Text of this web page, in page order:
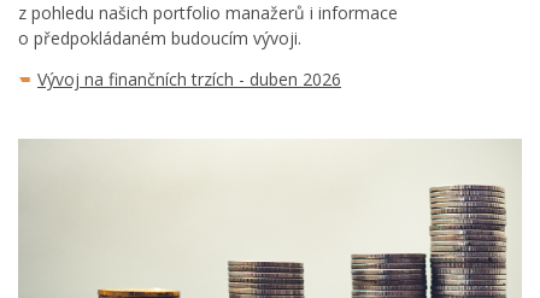
z pohledu našich portfolio manažerů i informace
o předpokládaném budoucím vývoji.
Vývoj na finančních trzích - duben 2026